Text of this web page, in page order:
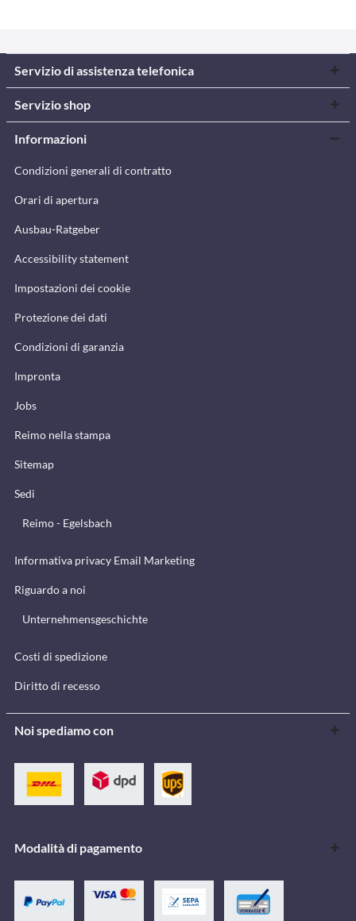
Servizio di assistenza telefonica
Servizio shop
Informazioni
Condizioni generali di contratto
Orari di apertura
Ausbau-Ratgeber
Accessibility statement
Impostazioni dei cookie
Protezione dei dati
Condizioni di garanzia
Impronta
Jobs
Reimo nella stampa
Sitemap
Sedi
Reimo - Egelsbach
Informativa privacy Email Marketing
Riguardo a noi
Unternehmensgeschichte
Costi di spedizione
Diritto di recesso
Noi spediamo con
Modalità di pagamento